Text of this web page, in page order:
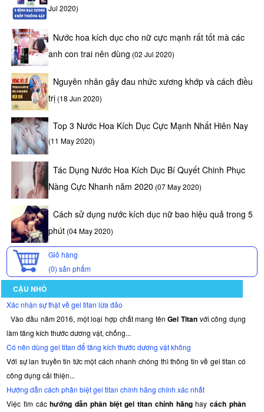
Jul 2020)
Nước hoa kích dục cho nữ cực mạnh rất tốt mà các
anh con trai nên dùng (02 Jul 2020)
Nguyên nhân gây đau nhức xương khớp và cách điều
trị (18 Jun 2020)
Top 3 Nước Hoa Kích Dục Cực Mạnh Nhất Hiên Nay
(11 May 2020)
Tác Dụng Nước Hoa Kích Dục Bí Quyết Chinh Phục
Nàng Cực Nhanh năm 2020 (07 May 2020)
Cách sử dụng nước kích dục nữ bao hiệu quả trong 5
phút (04 May 2020)
Giỏ hàng
(0) sản phẩm
CẬU NHỎ
Xác nhận sự thật về gel titan lừa đảo
Vào đầu năm 2016, một loại hợp chất mang tênGel Titanvới công dụng
làm tăng kích thước dương vật, chống...
Có nên dùng gel titan để tăng kích thước dương vật không
Với sự lan truyền tin tức một cách nhanh chóng thì thông tin về gel titan có
công dụng cải thiện...
Hướng dẫn cách phân biệt gel titan chính hãng chính xác nhất
Việc tìm cáchướng dẫn phân biệt gel titan chính hãnghay cách phân